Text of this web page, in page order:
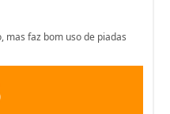
mas faz bom uso de piadas